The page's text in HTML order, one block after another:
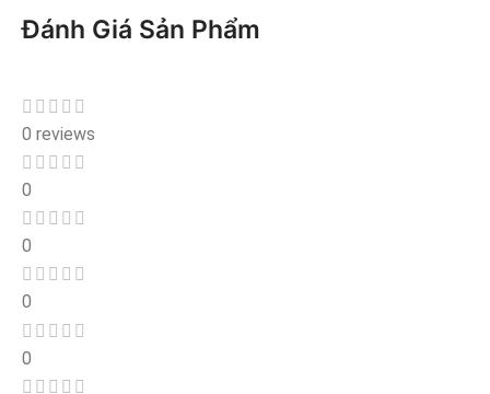
Đánh Giá Sản Phẩm
0 reviews
0
0
0
0